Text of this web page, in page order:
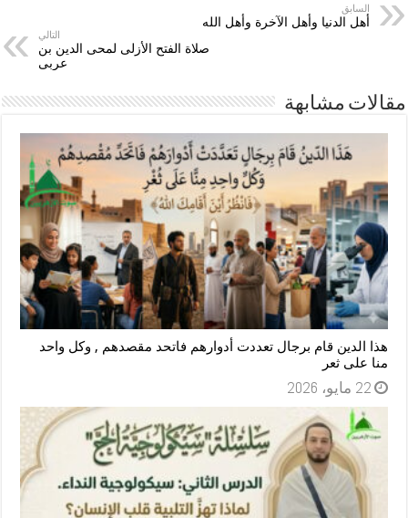
السابق
أهل الدنيا وأهل الآخرة وأهل الله
التالي
صلاة الفتح الأزلى لمحى الدين بن
عربى
مقالات مشابهة
هذا الدين قام برجال تعددت أدوارهم فاتحد مقصدهم , وكل واحد
منا على ثعر
22 مايو، 2026